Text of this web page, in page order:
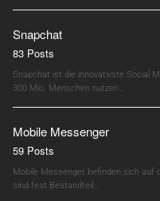
Snapchat
83 Posts
Snapchat ist die innovativste Social
300 Mio. Menschen nutzen…
Mobile Messenger
59 Posts
Mobile Messenger befinden sich auf
sind fest Bestandteil…